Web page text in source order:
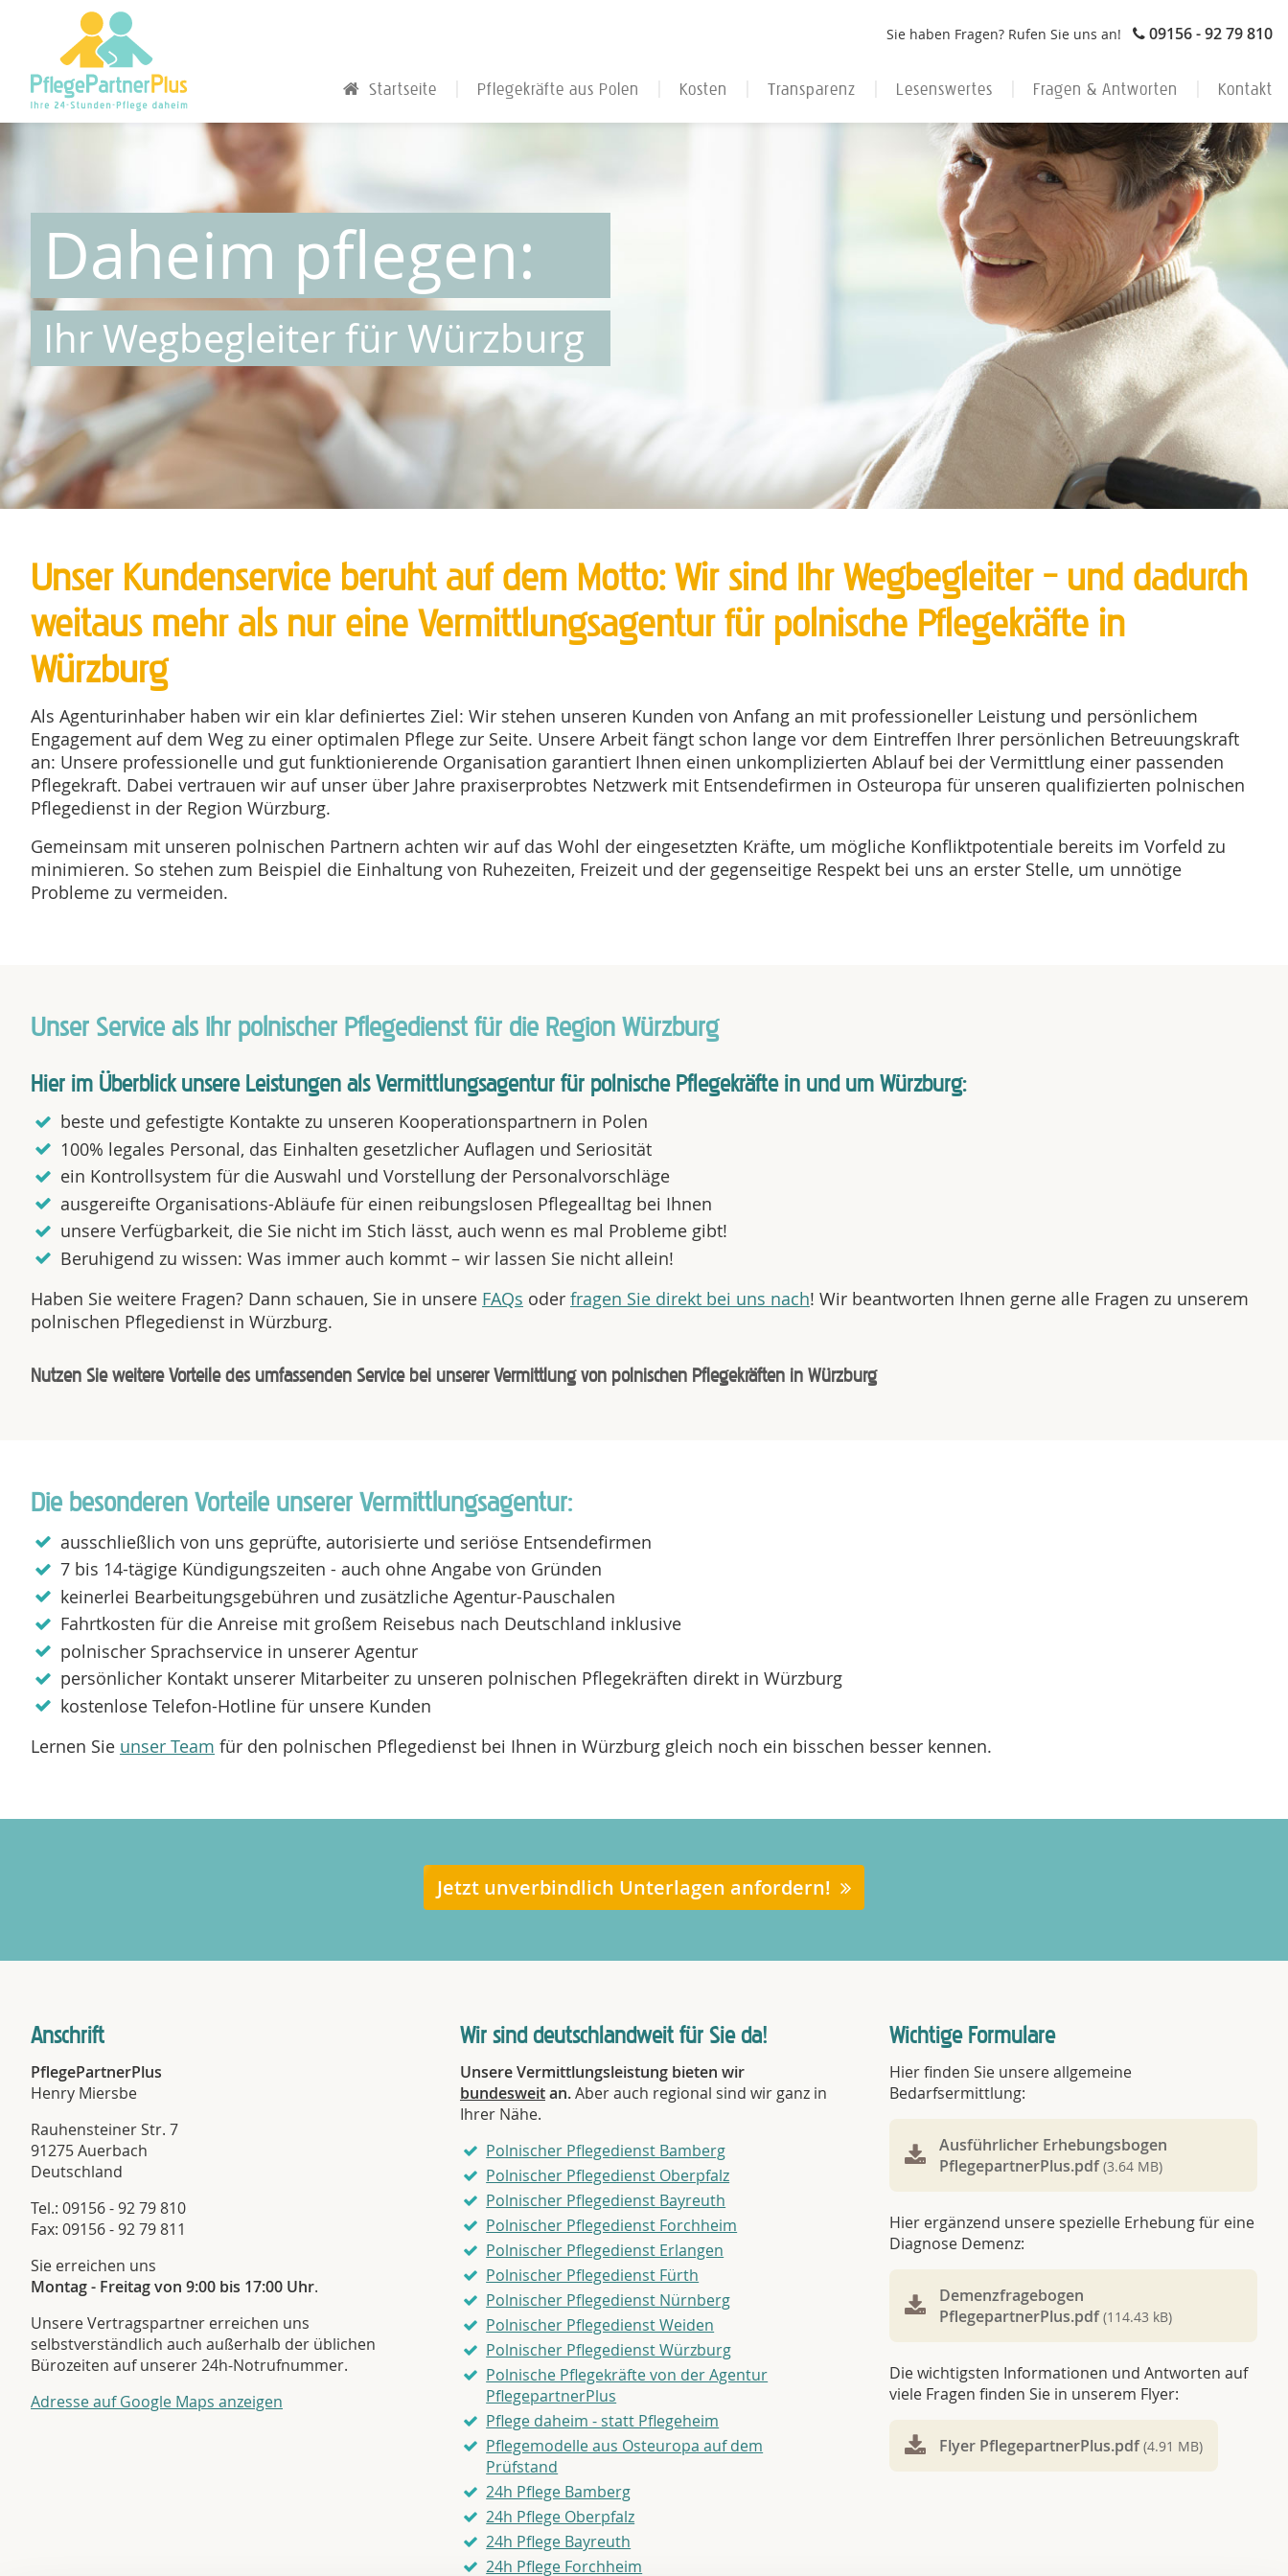
Sie haben Fragen? Rufen Sie uns an! 09156 - 92 79 810
Startseite Pflegekräfte aus Polen Kosten Transparenz Lesenswertes
Eltern unterstützen, pflegen, versorgen
Wege aus der Pflegefalle
Gewaschen gefüttert abgehakt
Was ist zu tun, wenn Jolanta pflegt?
Tatort: Pflege daheim!
Mutter wann stirbst du endlich
Das Herz wird nicht dement
Unter Tränen gelacht
Fragen & Antworten
Fragen zu den Kosten
Fragen zum Ablauf
Rechtliche Fragen
Fragen zur Betreuungsperson
Pflegesituation in Deutschland
Kontakt
Patientenfragebogen
Ablauf
Daheim pflegen:
Ihr Wegbegleiter für Würzburg
Unser Kundenservice beruht auf dem Motto: Wir sind Ihr Wegbegleiter – und dadurch
weitaus mehr als nur eine Vermittlungsagentur für polnische Pflegekräfte in
Würzburg
Als Agenturinhaber haben wir ein klar definiertes Ziel: Wir stehen unseren Kunden von Anfang an mit professioneller Leistung und persönlichem
Engagement auf dem Weg zu einer optimalen Pflege zur Seite. Unsere Arbeit fängt schon lange vor dem Eintreffen Ihrer persönlichen Betreuungskraft
an: Unsere professionelle und gut funktionierende Organisation garantiert Ihnen einen unkomplizierten Ablauf bei der Vermittlung einer passenden
Pflegekraft. Dabei vertrauen wir auf unser über Jahre praxiserprobtes Netzwerk mit Entsendefirmen in Osteuropa für unseren qualifizierten polnischen
Pflegedienst in der Region Würzburg.
Gemeinsam mit unseren polnischen Partnern achten wir auf das Wohl der eingesetzten Kräfte, um mögliche Konfliktpotentiale bereits im Vorfeld zu
minimieren. So stehen zum Beispiel die Einhaltung von Ruhezeiten, Freizeit und der gegenseitige Respekt bei uns an erster Stelle, um unnötige
Probleme zu vermeiden.
Unser Service als Ihr polnischer Pflegedienst für die Region Würzburg
Hier im Überblick unsere Leistungen als Vermittlungsagentur für polnische Pflegekräfte in und um Würzburg:
beste und gefestigte Kontakte zu unseren Kooperationspartnern in Polen
100% legales Personal, das Einhalten gesetzlicher Auflagen und Seriosität
ein Kontrollsystem für die Auswahl und Vorstellung der Personalvorschläge
ausgereifte Organisations-Abläufe für einen reibungslosen Pflegealltag bei Ihnen
unsere Verfügbarkeit, die Sie nicht im Stich lässt, auch wenn es mal Probleme gibt!
Beruhigend zu wissen: Was immer auch kommt – wir lassen Sie nicht allein!
Haben Sie weitere Fragen? Dann schauen, Sie in unsere FAQs oder fragen Sie direkt bei uns nach! Wir beantworten Ihnen gerne alle Fragen zu unserem
polnischen Pflegedienst in Würzburg.
Nutzen Sie weitere Vorteile des umfassenden Service bei unserer Vermittlung von polnischen Pflegekräften in Würzburg
Die besonderen Vorteile unserer Vermittlungsagentur:
ausschließlich von uns geprüfte, autorisierte und seriöse Entsendefirmen
7 bis 14-tägige Kündigungszeiten - auch ohne Angabe von Gründen
keinerlei Bearbeitungsgebühren und zusätzliche Agentur-Pauschalen
Fahrtkosten für die Anreise mit großem Reisebus nach Deutschland inklusive
polnischer Sprachservice in unserer Agentur
persönlicher Kontakt unserer Mitarbeiter zu unseren polnischen Pflegekräften direkt in Würzburg
kostenlose Telefon-Hotline für unsere Kunden
Lernen Sie unser Team für den polnischen Pflegedienst bei Ihnen in Würzburg gleich noch ein bisschen besser kennen.
Jetzt unverbindlich Unterlagen anfordern!
Anschrift
PflegePartnerPlus
Henry Miersbe
Rauhensteiner Str. 7
91275 Auerbach
Deutschland
Tel.: 09156 - 92 79 810
Fax: 09156 - 92 79 811
Sie erreichen uns
Montag - Freitag von 9:00 bis 17:00 Uhr.
Unsere Vertragspartner erreichen uns
selbstverständlich auch außerhalb der üblichen
Bürozeiten auf unserer 24h-Notrufnummer.
Adresse auf Google Maps anzeigen
Wir sind deutschlandweit für Sie da!
Unsere Vermittlungsleistung bieten wir
bundesweitan.Aber auch regional sind wir ganz in
Ihrer Nähe.
Polnischer Pflegedienst Bamberg
Polnischer Pflegedienst Oberpfalz
Polnischer Pflegedienst Bayreuth
Polnischer Pflegedienst Forchheim
Polnischer Pflegedienst Erlangen
Polnischer Pflegedienst Fürth
Polnischer Pflegedienst Nürnberg
Polnischer Pflegedienst Weiden
Polnischer Pflegedienst Würzburg
Polnische Pflegekräfte von der Agentur
PflegepartnerPlus
Pflege daheim - statt Pflegeheim
Pflegemodelle aus Osteuropa auf dem
Prüfstand
24h Pflege Bamberg
24h Pflege Oberpfalz
24h Pflege Bayreuth
24h Pflege Forchheim
Wichtige Formulare
Hier finden Sie unsere allgemeine
Bedarfsermittlung:
Ausführlicher Erhebungsbogen
PflegepartnerPlus.pdf(3.64 MB)
Hier ergänzend unsere spezielle Erhebung für eine
Diagnose Demenz:
Demenzfragebogen
PflegepartnerPlus.pdf(114.43 kB)
Die wichtigsten Informationen und Antworten auf
viele Fragen finden Sie in unserem Flyer:
Flyer PflegepartnerPlus.pdf(4.91 MB)